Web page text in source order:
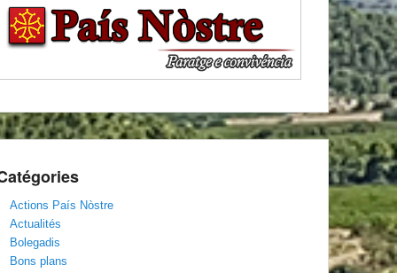
Actions País Nòstre
Actualités
Bolegadis
Bons plans